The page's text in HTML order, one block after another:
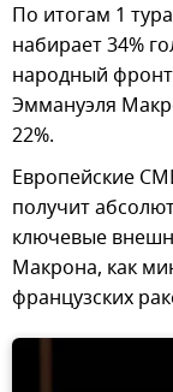
По итогам 1
набирает 34%
народный
Эммануэля
22%.
Европейские
получит
ключевые
Макрона, как
французских